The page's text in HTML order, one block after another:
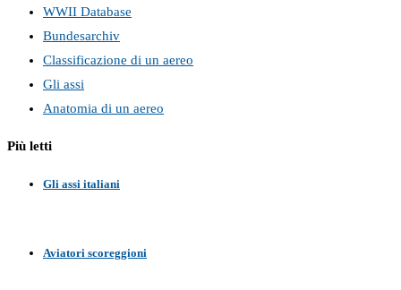
WWII Database
Bundesarchiv
Classificazione di un aereo
Gli assi
Anatomia di un aereo
Più letti
Gli assi italiani
Aviatori scoreggioni